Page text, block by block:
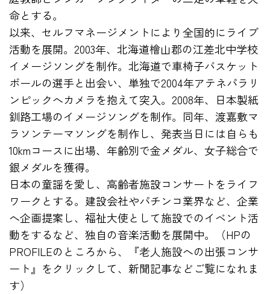
命とする。
以来、セルフマネージメントにより全国的にライブ
活動を展開。2003年、北海道檜山郡の江差北中学校
イメージソングを制作。北海道で車椅子バスケット
ボールの選手と出会い、単独で2004年アテネパラリ
ンピックへカメラを抱えて突入。2008年、日本製紙
釧路工場のイメージソングを制作。同年、渡嘉敷マ
ラソンテーマソングを制作し、発表当日には自らも
10kmコースに出場、年齢別で金メダル、女子総合で
銀メダルを獲得。
日本の童謡を愛し、高齢者施設コンサートをライフ
ワークとする。建設会社やパチンコ業界など、企業
へ企画提案し、福祉大使として施設でのイベント活
動をするなど、独自の音楽活動を展開中。（HPの
PROFILEのところから、『老人施設への出張コンサ
ート』をクリックして、新聞記事などご覧になれま
す）